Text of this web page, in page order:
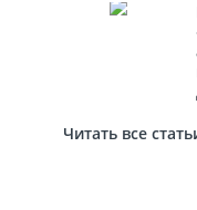
Читать все